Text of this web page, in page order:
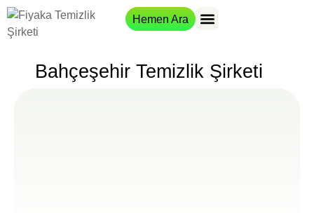
Hemen Ara
Bahçeşehir Temizlik Şirketi